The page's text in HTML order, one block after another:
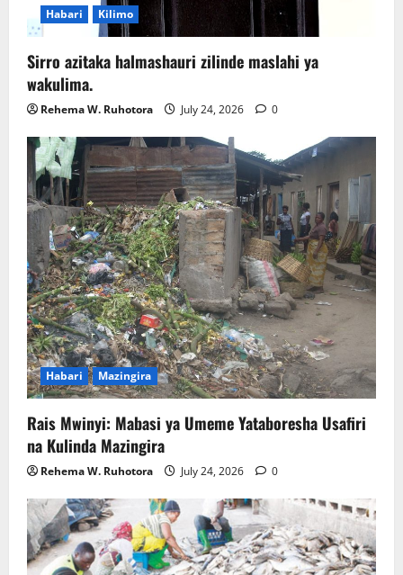
Habari Kilimo
Sirro azitaka halmashauri zilinde maslahi ya
wakulima.
Rehema W. Ruhotora July 24, 2026 0
Habari Mazingira
Rais Mwinyi: Mabasi ya Umeme Yataboresha Usafiri
na Kulinda Mazingira
Rehema W. Ruhotora July 24, 2026 0